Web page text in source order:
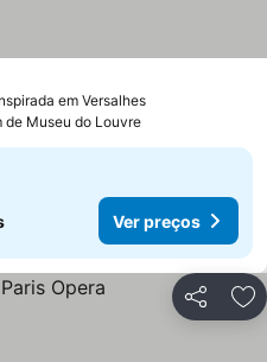
em Versalhes
de Museu do Louvre
Ver preços
Partilhar